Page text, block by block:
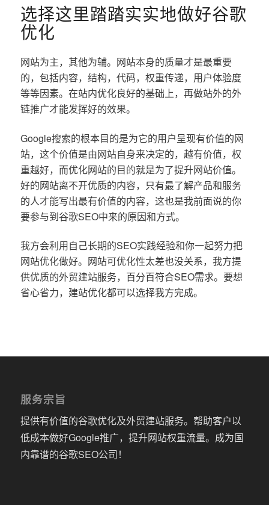
选择这里踏踏实实地做好谷歌
优化
网站为主，其他为辅。网站本身的质量才是最重要
的，包括内容，结构，代码，权重传递，用户体验度
等等因素。在站内优化良好的基础上，再做站外的外
链推广才能发挥好的效果。
Google搜索的根本目的是为它的用户呈现有价值的网
站，这个价值是由网站自身来决定的，越有价值，权
重越好，而优化网站的目的就是为了提升网站价值。
好的网站离不开优质的内容，只有最了解产品和服务
的人才能写出最有价值的内容，这也是我前面说的你
要参与到谷歌SEO中来的原因和方式。
我方会利用自己长期的SEO实践经验和你一起努力把
网站优化做好。网站可优化性太差也没关系，我方提
供优质的外贸建站服务，百分百符合SEO需求。要想
省心省力，建站优化都可以选择我方完成。
服务宗旨
提供有价值的谷歌优化及外贸建站服务。帮助客户以
低成本做好Google推广，提升网站权重流量。成为国
内靠谱的谷歌SEO公司！